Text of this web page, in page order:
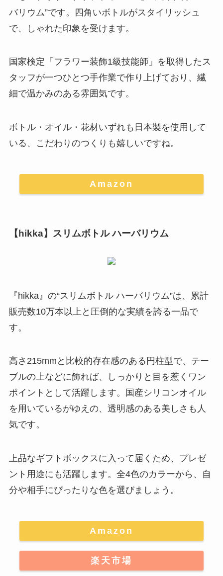
バリウム”です。四角いボトルがスタイリッシュ
で、しゃれた印象を受けます。
国家検定「フラワー装飾1級技能師」を取得したス
タッフが一つひとつ手作業で作り上げており 、繊
細で温かみのある雰囲気です。
ボトル・オイル・花材いずれも日本製を使用して
いる、こだわりのつくりも嬉しいですね。
Amazon
【hikka】スリムボトル ハーバリウム
『hikka』の“スリムボトル ハーバリウム”は、
累計
販売数10万本以上と圧倒的な実績を誇る一品で
す。
高さ215mmと比較的存在感のある円柱型で、テー
ブルの上などに飾れば、しっかりと目を惹くワン
ポイントとして活躍します。国産シリコンオイル
を用いているがゆえの、透明感のある美しさも人
気です。
上品なギフトボックスに入って届くため、プレゼ
ント用途にも活躍します。全4色のカラーから、自
分や相手にぴったりな色を選びましょう。
Amazon
楽天市場